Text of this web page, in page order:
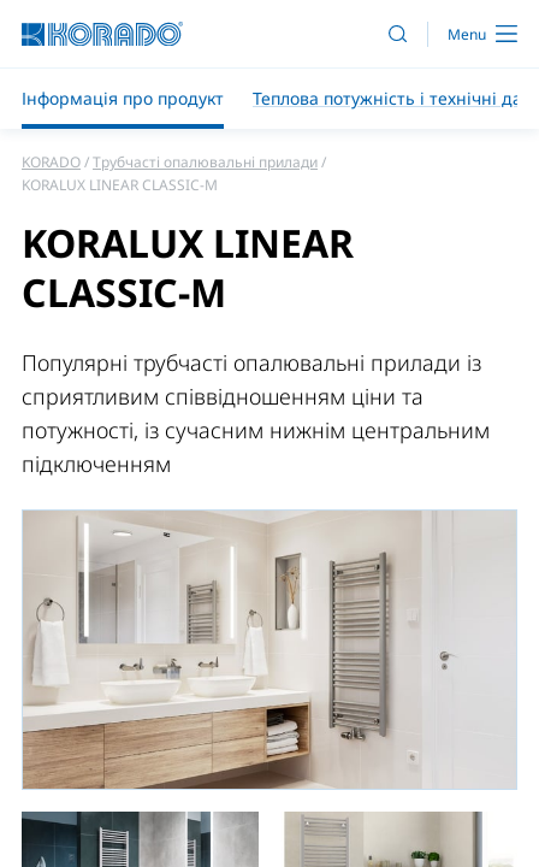
Інформація про продукт Теплова потужність і технічні дані
KORADO Трубчасті опалювальні прилади
KORALUX LINEAR CLASSIC-M
KORALUX LINEAR
CLASSIC-M
Популярні трубчасті опалювальні прилади із
сприятливим співвідношенням ціни та
потужності, із сучасним нижнім центральним
підключенням